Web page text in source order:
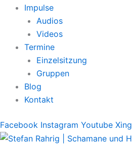
Impulse
Audios
Videos
Termine
Einzelsitzung
Gruppen
Blog
Kontakt
Facebook Instagram Youtube Xing